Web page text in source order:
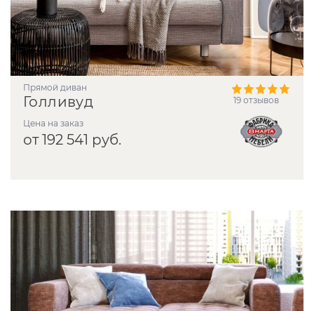
прямой диван
Голливуд
Цена на заказ
от 192 541 руб.
19 отзывов